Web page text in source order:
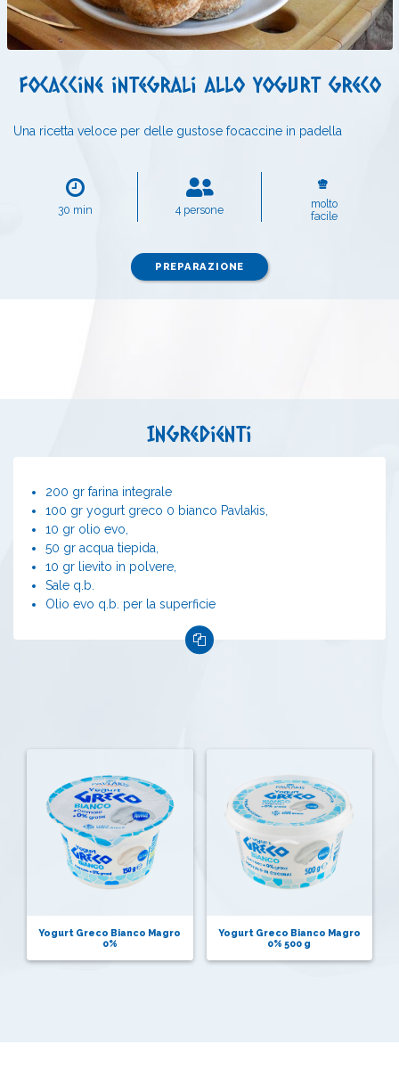
Focaccine integrali allo yogurt greco
Una ricetta veloce per delle gustose focaccine in padella
30 min 4 persone
molto
facile
PREPARAZIONE
Ingredienti
200 gr farina integrale
100 gr yogurt greco 0 bianco Pavlakis,
10 gr olio evo,
50 gr acqua tiepida,
10 gr lievito in polvere,
Sale q.b.
Olio evo q.b. per la superficie
Yogurt Greco Bianco Magro
0%
Yogurt Greco Bianco Magro
0% 500 g